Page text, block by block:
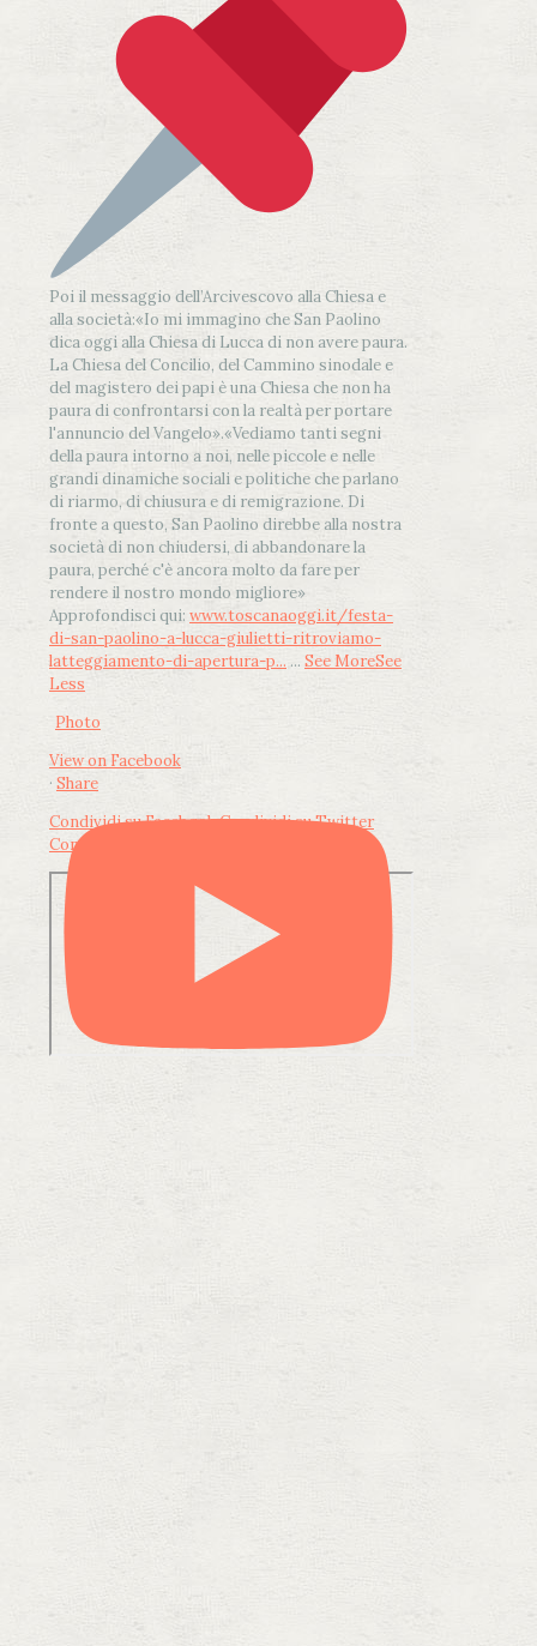
Poi il messaggio dell’Arcivescovo alla Chiesa e
alla società:«Io mi immagino che San Paolino
dica oggi alla Chiesa di Lucca di non avere paura.
La Chiesa del Concilio, del Cammino sinodale e
del magistero dei papi è una Chiesa che non ha
paura di confrontarsi con la realtà per portare
l'annuncio del Vangelo».«Vediamo tanti segni
della paura intorno a noi, nelle piccole e nelle
grandi dinamiche sociali e politiche che parlano
di riarmo, di chiusura e di remigrazione. Di
fronte a questo, San Paolino direbbe alla nostra
società di non chiudersi, di abbandonare la
paura, perché c'è ancora molto da fare per
rendere il nostro mondo migliore»
Approfondisci qui: www.toscanaoggi.it/festa-
di-san-paolino-a-lucca-giulietti-ritroviamo-
latteggiamento-di-apertura-p... ... See MoreSee
Less
Photo
View on Facebook
· Share
Condividi su FacebookCondividi su Twitter
Condividi su LinkedIn